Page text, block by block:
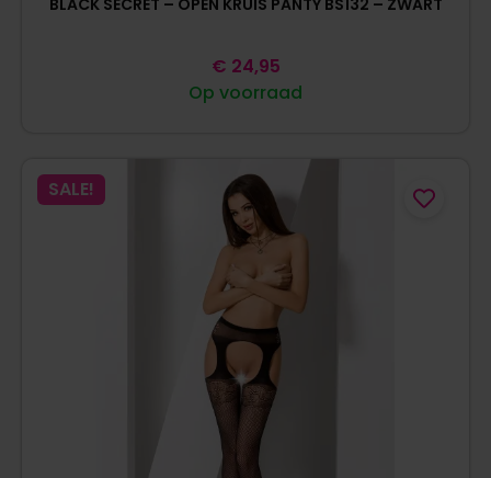
BLACK SECRET – OPEN KRUIS PANTY BS132 – ZWART
Op voorraad
€ 24,95
SALE!